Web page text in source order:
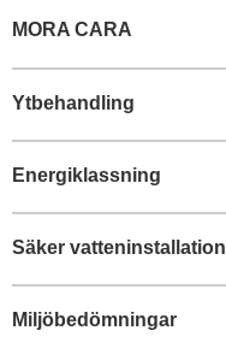
MORA CARA
Ytbehandling
Energiklassning
Säker vatteninstallation
Miljöbedömningar